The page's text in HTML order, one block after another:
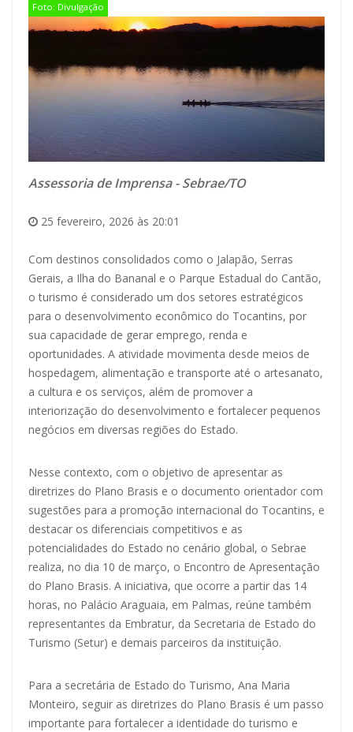
Foto: Divulgação
Assessoria de Imprensa - Sebrae/TO
25 fevereiro, 2026 às 20:01
Com destinos consolidados como o Jalapão, Serras
Gerais, a Ilha do Bananal e o Parque Estadual do Cantão,
o turismo é considerado um dos setores estratégicos
para o desenvolvimento econômico do Tocantins, por
sua capacidade de gerar emprego, renda e
oportunidades. A atividade movimenta desde meios de
hospedagem, alimentação e transporte até o artesanato,
a cultura e os serviços, além de promover a
interiorização do desenvolvimento e fortalecer pequenos
negócios em diversas regiões do Estado.
Nesse contexto, com o objetivo de apresentar as
diretrizes do Plano Brasis e o documento orientador com
sugestões para a promoção internacional do Tocantins, e
destacar os diferenciais competitivos e as
potencialidades do Estado no cenário global, o Sebrae
realiza, no dia 10 de março, o Encontro de Apresentação
do Plano Brasis. A iniciativa, que ocorre a partir das 14
horas, no Palácio Araguaia, em Palmas, reúne também
representantes da Embratur, da Secretaria de Estado do
Turismo (Setur) e demais parceiros da instituição.
Para a secretária de Estado do Turismo, Ana Maria
Monteiro, seguir as diretrizes do Plano Brasis é um passo
importante para fortalecer a identidade do turismo e